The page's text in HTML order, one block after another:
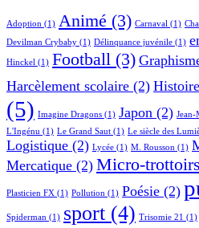
Adoption (1) Animé (3) Carnaval (1)
Devilman Crybaby (1) Délinquance juvénile (1)
Hinckel (1) Football (3)
Harcèlement scolaire (2) Histoire
(5) Imagine Dragons (1) Japon (2) Jean-
L'Ingénu (1) Le Grand Saut (1) Le siècle des
Logistique (2) Lycée (1) M. Rousson (1)
Mercatique (2) Micro-trottoirs
Plasticien FX (1) Pollution (1) Poésie (2)
Spiderman (1) sport (4) Trisomie 21 (1)